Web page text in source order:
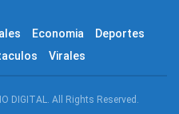
Economia
Deportes
Virales
DIGITAL. All Rights Reserved.